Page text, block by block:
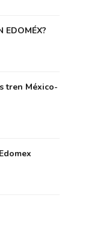
EDOMÉX?
tren México-